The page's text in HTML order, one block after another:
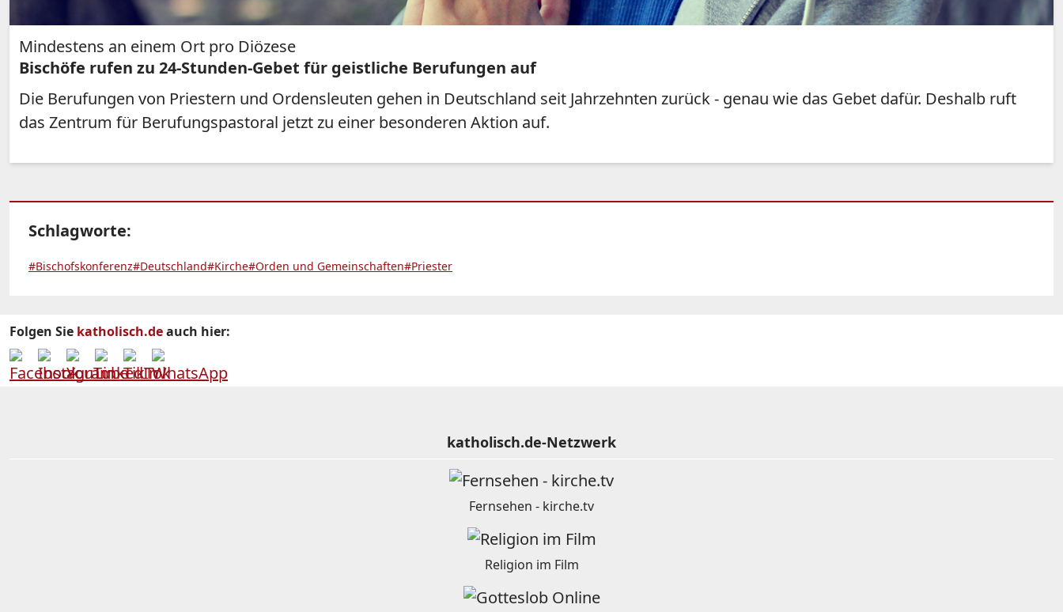
Mindestens an einem Ort pro Diözese
Bischöfe rufen zu 24-Stunden-Gebet für geistliche Berufungen auf
Die Berufungen von Priestern und Ordensleuten gehen in Deutschland seit Jahrzehnten zurück - genau wie das Gebet dafür. Deshalb ruft
das Zentrum für Berufungspastoral jetzt zu einer besonderen Aktion auf.
Schlagworte:
#Bischofskonferenz#Deutschland#Kirche#Orden und Gemeinschaften#Priester
Folgen Sie katholisch.deauch hier:
katholisch.de-Netzwerk
Fernsehen - kirche.tv
Religion im Film